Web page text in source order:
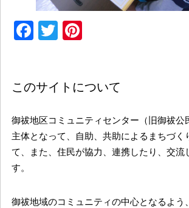
Facebook
Twitter
このサイトについて
御祓地区コミュニティセンター（旧御祓公
主体となって、自助、共助によるまちづく
て、また、住民が協力、連携したり、交流
す。
御祓地域のコミュニティの中心となるよう